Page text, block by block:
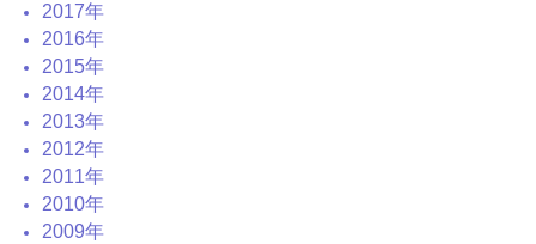
2017年
2016年
2015年
2014年
2013年
2012年
2011年
2010年
2009年